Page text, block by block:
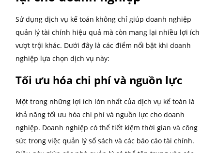
tạp. Việc sử dụng dịch vụ này không chỉ giúp doanh
nghiệp hoạt động hiệu quả hơn mà còn hạn chế
ro về pháp lý.
Lợi ích dịch vụ kế toán
lại cho doanh nghiệp
Sử dụng dịch vụ kế toán không chỉ giúp doanh
quản lý tài chính hiệu quả mà còn mang lại nhiều